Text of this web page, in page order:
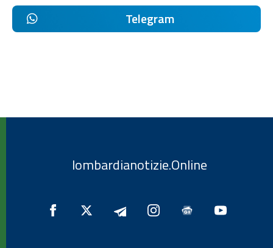
Telegram
lombardianotizie.Online